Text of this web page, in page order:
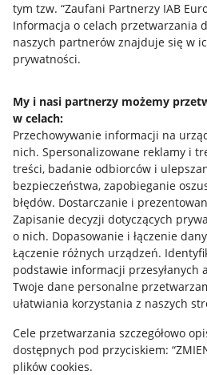
tym tzw. “Zaufani Partnerzy IAB
Informacja o celach przetwarzania
naszych partnerów znajduje się w
prywatności.
My i nasi partnerzy możemy
w celach:
Przechowywanie informacji na
nich. Spersonalizowane reklamy i
treści, badanie odbiorców i
bezpieczeństwa, zapobieganie
błędów. Dostarczanie i
Zapisanie decyzji dotyczących
o nich. Dopasowanie i łączenie
Łączenie różnych urządzeń.
podstawie informacji przesyłanych
Twoje dane personalne
ułatwiania korzystania z naszych
Cele przetwarzania szczegółowo
dostępnych pod przyciskiem:
plików cookies.
Przydatne informacje
Jak to działa
Allegro Gadane dla sprzedających
Allegro Gadane dla kupujących
Mapa miejscowości
Informacje prawne
Regulamin
Polityka plików "cookies"
Ustawienia plików "cookies"
Udostępnianie lokalizacji
Informacje dla Aktu o Usługach